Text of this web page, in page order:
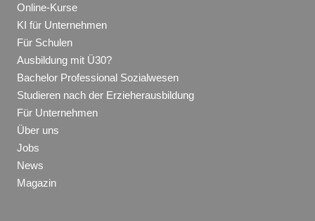
Online-Kurse
KI für Unternehmen
Für Schulen
Ausbildung mit Ü30?
Bachelor Professional Sozialwesen
Studieren nach der Erzieherausbildung
Für Unternehmen
Über uns
Jobs
News
Magazin